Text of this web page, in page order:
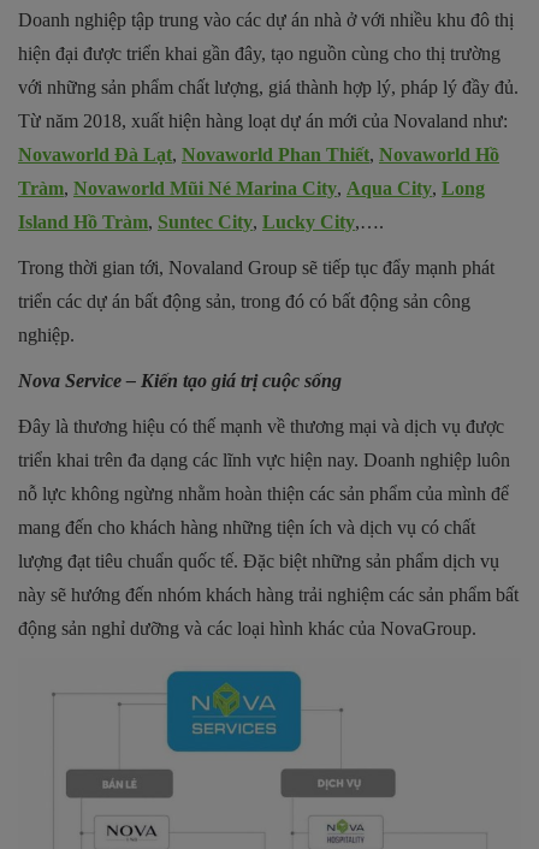
Doanh nghiệp tập trung vào các dự án nhà ở với nhiều khu đô thị
hiện đại được triển khai gần đây, tạo nguồn cùng cho thị trường
với những sản phẩm chất lượng, giá thành hợp lý, pháp lý đầy đủ.
Từ năm 2018, xuất hiện hàng loạt dự án mới của Novaland như:
Novaworld Đà Lạt, Novaworld Phan Thiết, Novaworld Hồ
Tràm, Novaworld Mũi Né Marina City, Aqua City, Long
Island Hồ Tràm, Suntec City, Lucky City,….
Trong thời gian tới, Novaland Group sẽ tiếp tục đẩy mạnh phát
triển các dự án bất động sản, trong đó có bất động sản công
nghiệp.
Nova Service – Kiến tạo giá trị cuộc sống
Đây là thương hiệu có thế mạnh về thương mại và dịch vụ được
triển khai trên đa dạng các lĩnh vực hiện nay. Doanh nghiệp luôn
nỗ lực không ngừng nhằm hoàn thiện các sản phẩm của mình để
mang đến cho khách hàng những tiện ích và dịch vụ có chất
lượng đạt tiêu chuẩn quốc tế. Đặc biệt những sản phẩm dịch vụ
này sẽ hướng đến nhóm khách hàng trải nghiệm các sản phẩm bất
động sản nghỉ dưỡng và các loại hình khác của NovaGroup.